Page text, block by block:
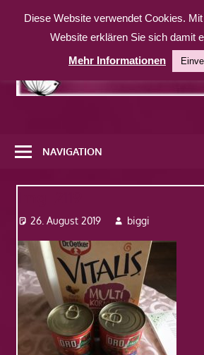
Inhalt
weitere
Website
NAVIGATION
26. August 2019 biggi
Diese Website verwendet Cookies.
Website erklären Sie sich damit
Mehr Informationen